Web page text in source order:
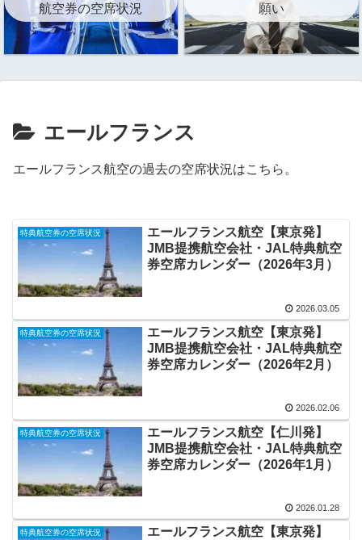
航空券の空席状況
願い
エールフランス
エールフランス航空の過去の空席状況はこちら。
特典航空券の空席状況
エールフランス航空【東京発】
JMB提携航空会社・JAL特典航空
券空席カレンダー（2026年3月）
2026.03.05
特典航空券の空席状況
エールフランス航空【東京発】
JMB提携航空会社・JAL特典航空
券空席カレンダー（2026年2月）
2026.02.06
特典航空券の空席状況
エールフランス航空【仁川発】
JMB提携航空会社・JAL特典航空
券空席カレンダー（2026年1月）
2026.01.28
特典航空券の空席状況
エールフランス航空【東京発】